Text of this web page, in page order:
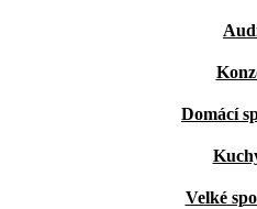
Domácí
Velké